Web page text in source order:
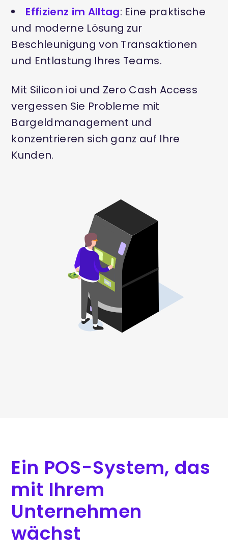
Effizienz im Alltag: Eine praktische
und moderne Lösung zur
Beschleunigung von Transaktionen
und Entlastung Ihres Teams.
Mit Silicon ioi und Zero Cash Access
vergessen Sie Probleme mit
Bargeldmanagement und
konzentrieren sich ganz auf Ihre
Kunden.
Ein POS-System, das
mit Ihrem
Unternehmen
wächst